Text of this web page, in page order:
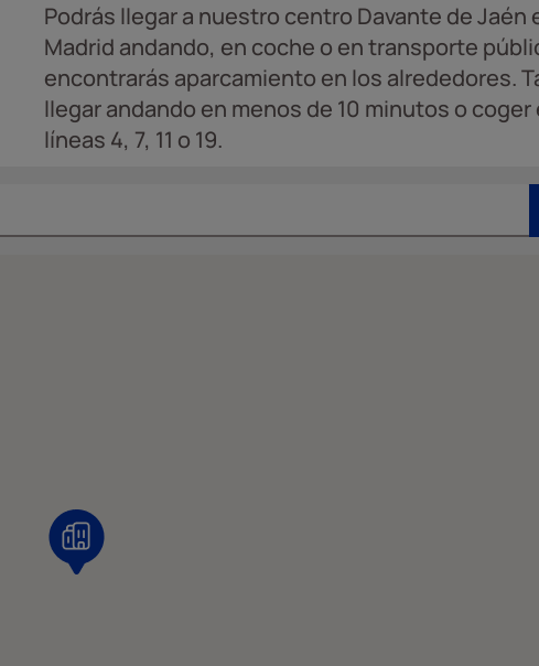
Podrás llegar a nuestro centro Davante de Jaén
Madrid andando, en coche o en transporte
encontrarás aparcamiento en los alrededores.
llegar andando en menos de 10 minutos o coger
líneas 4, 7, 11 o 19.